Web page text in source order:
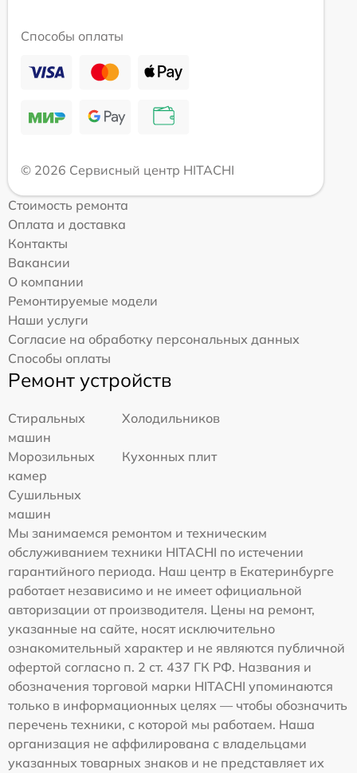
Способы оплаты
© 2026 Сервисный центр HITACHI
Стоимость ремонта
Оплата и доставка
Контакты
Вакансии
О компании
Ремонтируемые модели
Наши услуги
Согласие на обработку персональных данных
Способы оплаты
Ремонт устройств
Стиральных
машин
Холодильников
Морозильных
камер
Кухонных плит
Сушильных
машин
Мы занимаемся ремонтом и техническим
обслуживанием техники HITACHI по истечении
гарантийного периода. Наш центр в Екатеринбурге
работает независимо и не имеет официальной
авторизации от производителя. Цены на ремонт,
указанные на сайте, носят исключительно
ознакомительный характер и не являются публичной
офертой согласно п. 2 ст. 437 ГК РФ. Названия и
обозначения торговой марки HITACHI упоминаются
только в информационных целях — чтобы обозначить
перечень техники, с которой мы работаем. Наша
организация не аффилирована с владельцами
указанных товарных знаков и не представляет их